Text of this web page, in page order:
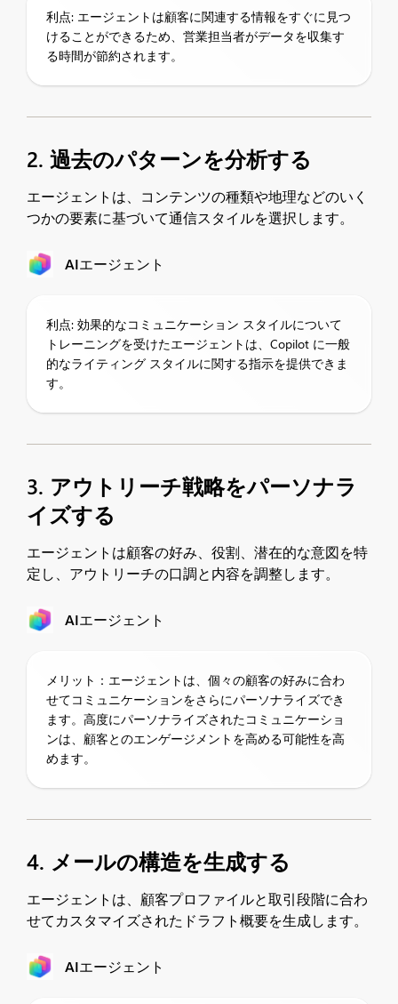
利点: エージェントは顧客に関連する情報をすぐに見つ
けることができるため、営業担当者がデータを収集す
る時間が節約されます。
2. 過去のパターンを分析する
エージェントは、コンテンツの種類や地理などのいく
つかの要素に基づいて通信スタイルを選択します。
AIエージェント
利点: 効果的なコミュニケーション スタイルについて
トレーニングを受けたエージェントは、Copilot に一般
的なライティング スタイルに関する指示を提供できま
す。
3. アウトリーチ戦略をパーソナラ
イズする
エージェントは顧客の好み、役割、潜在的な意図を特
定し、アウトリーチの口調と内容を調整します。
AIエージェント
メリット：エージェントは、個々の顧客の好みに合わ
せてコミュニケーションをさらにパーソナライズでき
ます。高度にパーソナライズされたコミュニケーショ
ンは、顧客とのエンゲージメントを高める可能性を高
めます。
4. メールの構造を生成する
エージェントは、顧客プロファイルと取引段階に合わ
せてカスタマイズされたドラフト概要を生成します。
AIエージェント